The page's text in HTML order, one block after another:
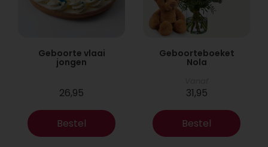
Geboorte vlaai
jongen
26,95
Bestel
Geboorteboeket
Nola
31,95
Bestel